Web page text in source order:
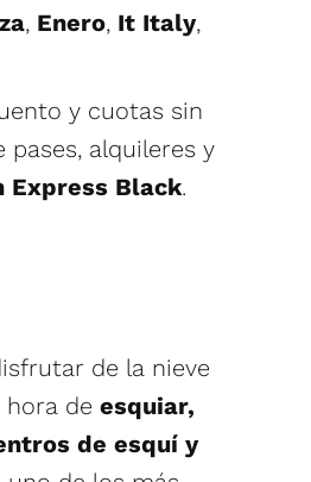
, Enero, It Italy,
y cuotas sin
alquileres y
Express Black.
de la nieve
hora de esquiar,
de esquí y